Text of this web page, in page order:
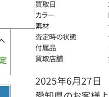
買取日
カラー
素材
査定時の状態
付属品
買取店舗
2025年6月27日